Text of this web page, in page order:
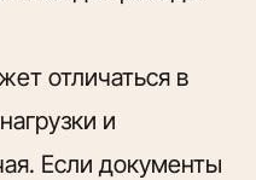
отличаться в
и
Если документы